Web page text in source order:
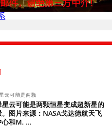
云可能是两颗
星云可能是两颗恒星变成超新星的
图片来源：NASA戈达德航天飞
心和M. ...